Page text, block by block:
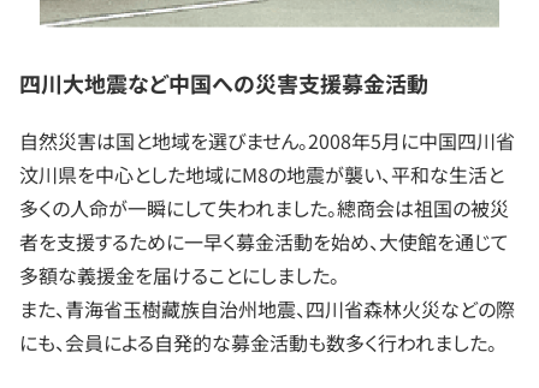
四川大地震など中国への災害支援募金活動
自然災害は国と地域を選びません。2008年5月に中国四川省
汶川県を中心とした地域にM8の地震が襲い、平和な生活と
多くの人命が一瞬にして失われました。總商会は祖国の被災
者を支援するために一早く募金活動を始め、大使館を通じて
多額な義援金を届けることにしました。
また、青海省玉樹藏族自治州地震、四川省森林火災などの際
にも、会員による自発的な募金活動も数多く行われました。